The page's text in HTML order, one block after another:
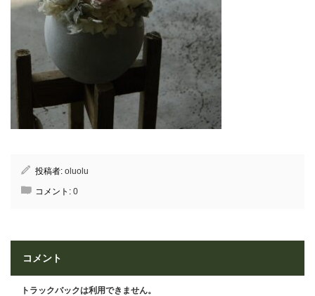
投稿者: oluolu
コメント: 0
コメント
トラックバックは利用できません。